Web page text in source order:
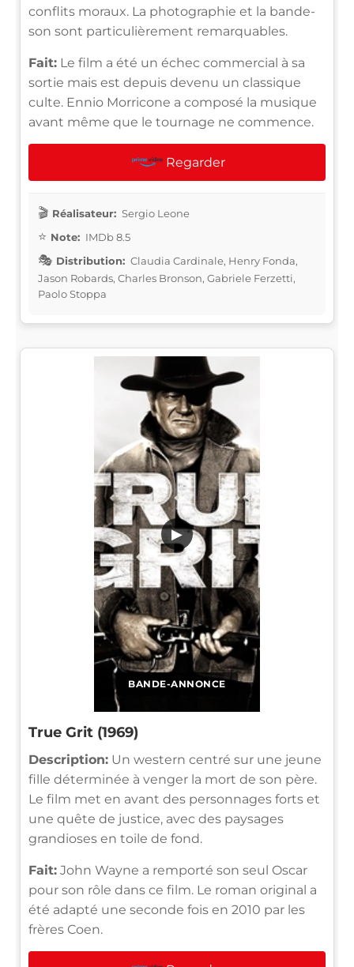
conflits moraux. La photographie et la bande-
son sont particulièrement remarquables.
Fait: Le film a été un échec commercial à sa
sortie mais est depuis devenu un classique
culte. Ennio Morricone a composé la musique
avant même que le tournage ne commence.
Regarder
Réalisateur: Sergio Leone
Note: IMDb 8.5
Distribution: Claudia Cardinale, Henry Fonda,
Jason Robards, Charles Bronson, Gabriele Ferzetti,
Paolo Stoppa
BANDE-ANNONCE
▶
True Grit (1969)
Description: Un western centré sur une jeune
fille déterminée à venger la mort de son père.
Le film met en avant des personnages forts et
une quête de justice, avec des paysages
grandioses en toile de fond.
Fait: John Wayne a remporté son seul Oscar
pour son rôle dans ce film. Le roman original a
été adapté une seconde fois en 2010 par les
frères Coen.